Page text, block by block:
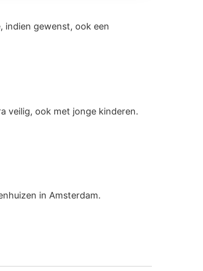
indien gewenst, ook een
veilig, ook met jonge kinderen.
in Amsterdam.